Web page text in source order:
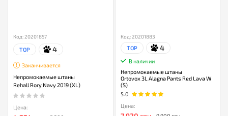
Код: 20201857
TOP 4
Заканчивается
Непромокаемые штаны
Rehall Rory Navy 2019 (XL)
Цена:
Код: 20201883
TOP 4
В наличии
Непромокаемые штаны
Ortovox 3L Alagna Pants Red Lava W
(S)
5.0
Цена: